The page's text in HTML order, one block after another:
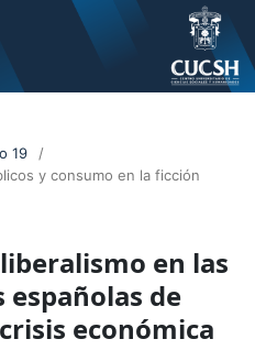
19
/
y consumo en la ficción
en las
españolas de
económica